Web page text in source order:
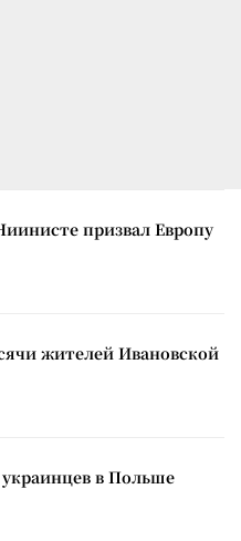
призвал Европу
жителей Ивановской
украинцев в Польше